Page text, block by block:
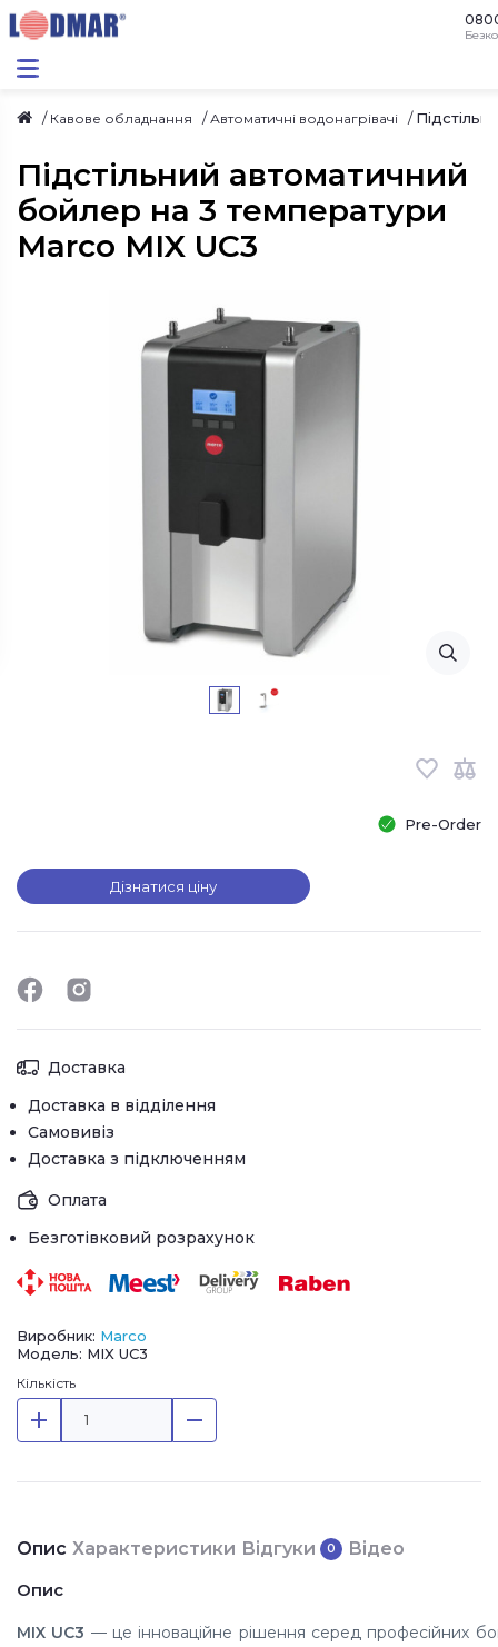
Кавове обладнання Автоматичні водонагрівачі
Підстільний автоматичний
бойлер на 3 температури
Marco MIX UC3
Pre-Order
Дізнатися ціну
Доставка
Доставка в відділення
Самовивіз
Доставка з підключенням
Оплата
Безготівковий розрахунок
Виробник: Marco
Модель: MIX UC3
Кількість
Опис Характеристики Відгуки 0
Відео
Опис
MIX UC3 — це інноваційне рішення серед професійних